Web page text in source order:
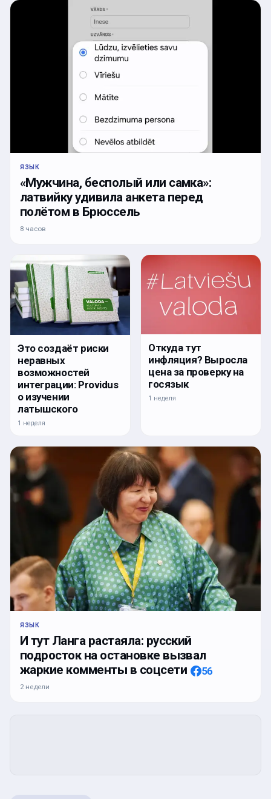
ЯЗЫК
«Мужчина, бесполый или самка»:
латвийку удивила анкета перед
полётом в Брюссель
8 часов
Это создаёт риски
неравных
возможностей
интеграции: Providus
о изучении
латышского
1 неделя
Откуда тут
инфляция? Выросла
цена за проверку на
госязык
1 неделя
ЯЗЫК
И тут Ланга растаяла: русский
подросток на остановке вызвал
жаркие комменты в соцсети
56
2 недели